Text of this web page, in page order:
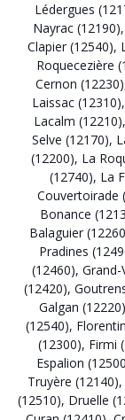
Lédergues
Nayrac (12190),
Clapier (12540),
Roquecezière
Cernon (12230)
Laissac (12310),
Lacalm (12210),
Selve (12170),
(12200), La
(12740), La
Couvertoirade
Bonance
Balaguier
Pradines
(12460), Grand-
(12420),
Galgan (12220)
(12540),
(12300), Firmi
Espalion
Truyère (12140),
(12510), Druelle